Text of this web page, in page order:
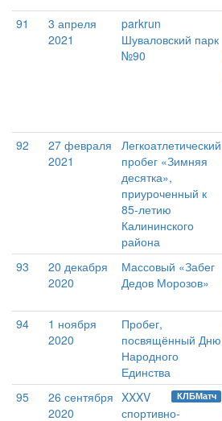
91
3 апреля
2021
parkrun
Шуваловский парк
№90
92
27 февраля
2021
Легкоатлетический
пробег «Зимняя
десятка»,
приуроченный к
85-летию
Калининского
района
93
20 декабря
2020
Массовый «Забег
Дедов Морозов»
94
1 ноября
2020
Пробег,
посвящённый Дню
Народного
Единства
95
26 сентября
2020
КЛБМатч
XXXV
спортивно-